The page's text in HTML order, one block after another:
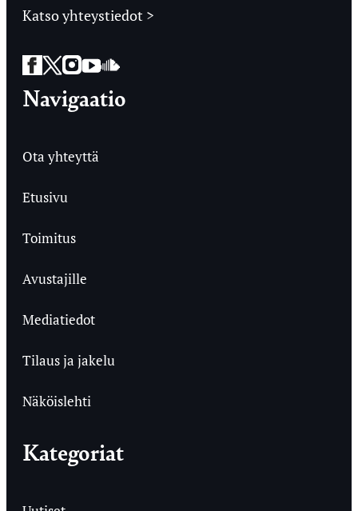
Katso yhteystiedot >
Facebook
Twitter
Instagram
YouTube
SoundCloud
Navigaatio
Ota yhteyttä
Etusivu
Toimitus
Avustajille
Mediatiedot
Tilaus ja jakelu
Näköislehti
Kategoriat